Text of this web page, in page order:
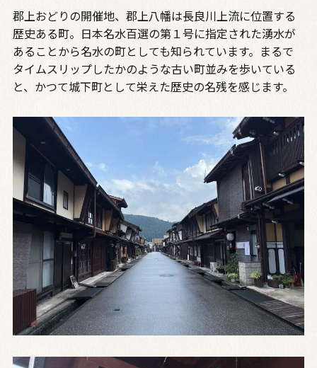
郡上おどりの開催地、郡上八幡は長良川上流に位置する
歴史ある町。日本名水百選の第１号に指定された湧水が
あることから名水の町としても知られています。まるで
タイムスリップしたかのような古い町並みを歩いている
と、かつて城下町として栄えた歴史の名残を感じます。